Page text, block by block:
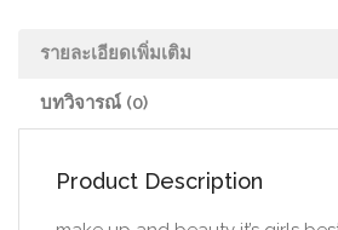
รายละเอียดเพิ่มเติม
บทวิจารณ์ (0)
Product Description